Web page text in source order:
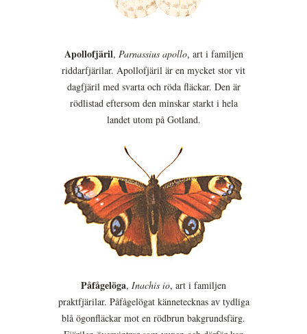
Apollofjäril, Parnassius apollo, art i familjen
riddarfjärilar. Apollofjäril är en mycket stor vit
dagfjäril med svarta och röda fläckar. Den är
rödlistad eftersom den minskar starkt i hela
landet utom på Gotland.
Påfågelöga, Inachis io, art i familjen
praktfjärilar. Påfågelögat kännetecknas av tydliga
blå ögonfläckar mot en rödbrun bakgrundsfärg.